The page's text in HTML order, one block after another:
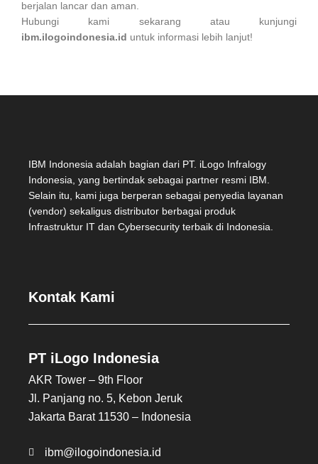
berjalan lancar dan aman.
Hubungi kami sekarang atau kunjungi
ibm.ilogoindonesia.id untuk informasi lebih lanjut!
IBM Indonesia adalah bagian dari PT. iLogo Infralogy
Indonesia, yang bertindak sebagai partner resmi IBM.
Selain itu, kami juga berperan sebagai penyedia layanan
(vendor) sekaligus distributor berbagai produk
Infrastruktur IT dan Cybersecurity terbaik di Indonesia.
Kontak Kami
PT iLogo Indonesia
AKR Tower – 9th Floor
Jl. Panjang no. 5, Kebon Jeruk
Jakarta Barat 11530 – Indonesia
ibm@ilogoindonesia.id